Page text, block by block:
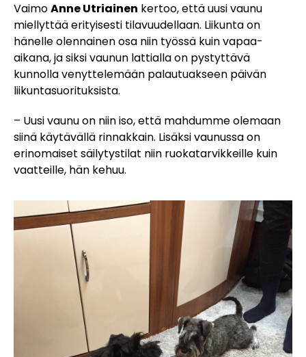
VaimoAnne Utriainen kertoo, että uusi vaunu
miellyttää erityisesti tilavuudellaan. Liikunta on
hänelle olennainen osa niin työssä kuin vapaa-
aikana, ja siksi vaunun lattialla on pystyttävä
kunnolla venyttelemään palautuakseen päivän
liikuntasuorituksista.
– Uusi vaunu on niin iso, että mahdumme olemaan
siinä käytävällä rinnakkain. Lisäksi vaunussa on
erinomaiset säilytystilat niin ruokatarvikkeille kuin
vaatteille, hän kehuu.